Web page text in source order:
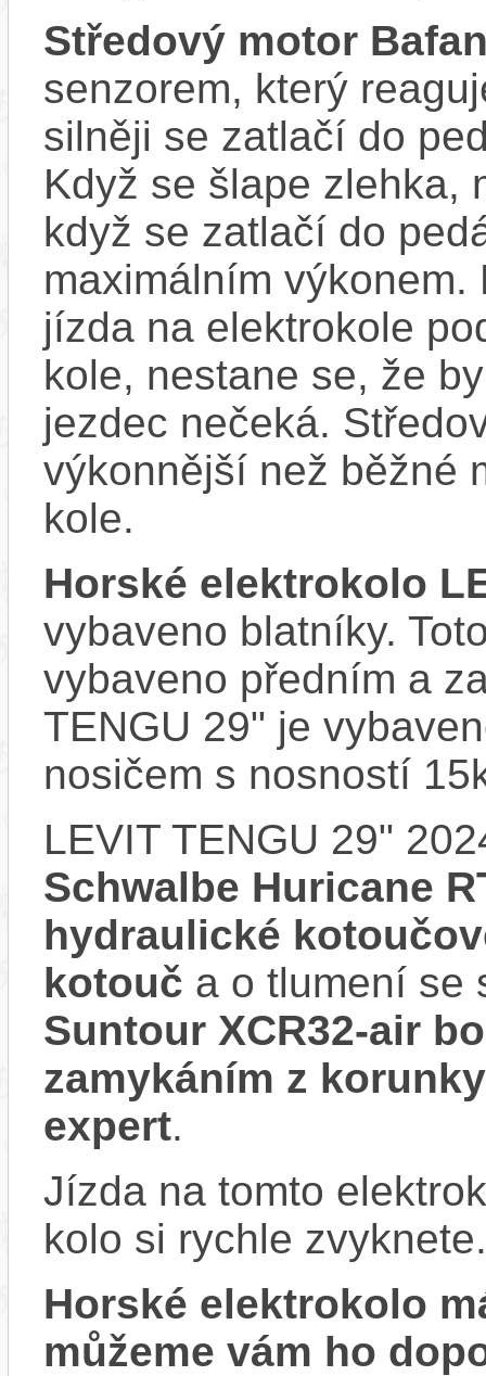
Středový motor
senzorem, který
silněji se zatlačí do
Když se šlape zlehka,
když se zatlačí do
maximálním
jízda na elektrokole
kole, nestane se, že
jezdec nečeká.
výkonnější než běžné
kole.
Horské elektrokolo
vybaveno blatníky.
vybaveno předním a
TENGU 29" je
nosičem s nosností
LEVIT TENGU 29"
Schwalbe Huricane
hydraulické
kotouč a o tlumení se
Suntour XCR32-air
zamykáním z
expert.
Jízda na tomto
kolo si rychle zvyknete.
Horské elektrokolo
můžeme vám ho